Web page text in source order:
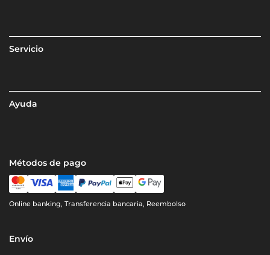
Servicio
Ayuda
Métodos de pago
Online banking, Transferencia bancaria, Reembolso
Envío